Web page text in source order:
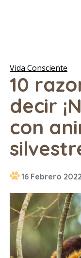
Vida Consciente
10
decir
con
16 Febrero